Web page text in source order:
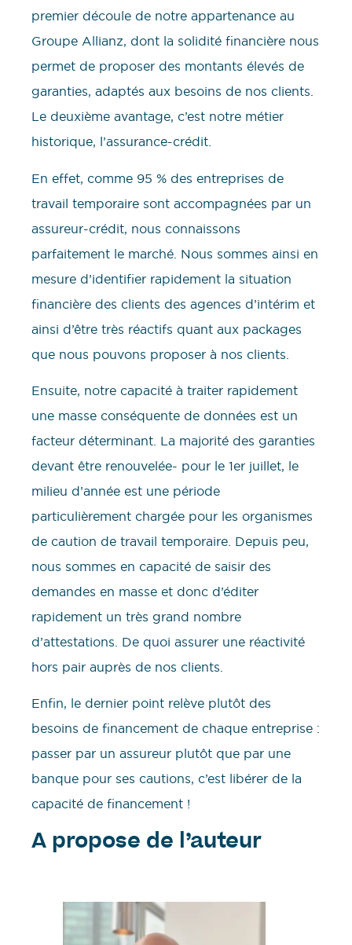
premier découle de notre appartenance au
Groupe Allianz, dont la solidité financière nous
permet de proposer des montants élevés de
garanties, adaptés aux besoins de nos clients.
Le deuxième avantage, c’est notre métier
historique, l’assurance-crédit.
En effet, comme 95 % des entreprises de
travail temporaire sont accompagnées par un
assureur-crédit, nous connaissons
parfaitement le marché. Nous sommes ainsi en
mesure d’identifier rapidement la situation
financière des clients des agences d’intérim et
ainsi d’être très réactifs quant aux packages
que nous pouvons proposer à nos clients.
Ensuite, notre capacité à traiter rapidement
une masse conséquente de données est un
facteur déterminant. La majorité des garanties
devant être renouvelée- pour le 1er juillet, le
milieu d’année est une période
particulièrement chargée pour les organismes
de caution de travail temporaire. Depuis peu,
nous sommes en capacité de saisir des
demandes en masse et donc d’éditer
rapidement un très grand nombre
d’attestations. De quoi assurer une réactivité
hors pair auprès de nos clients.
Enfin, le dernier point relève plutôt des
besoins de financement de chaque entreprise :
passer par un assureur plutôt que par une
banque pour ses cautions, c’est libérer de la
capacité de financement !
A propose de l’auteur